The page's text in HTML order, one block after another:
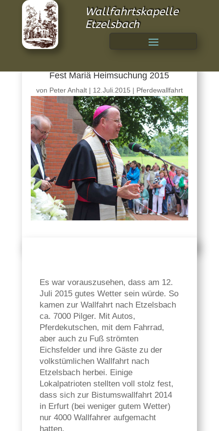
Wallfahrtskapelle
Etzelsbach
Fest Mariä Heimsuchung 2015
von Peter Anhalt| 12.Juli.2015 | Pferdewallfahrt
Es war vorauszusehen, dass am 12.
Juli 2015 gutes Wetter sein würde. So
kamen zur Wallfahrt nach Etzelsbach
ca. 7000 Pilger. Mit Autos,
Pferdekutschen, mit dem Fahrrad,
aber auch zu Fuß strömten
Eichsfelder und ihre Gäste zu der
volkstümlichen Wallfahrt nach
Etzelsbach herbei. Einige
Lokalpatrioten stellten voll stolz fest,
dass sich zur Bistumswallfahrt 2014
in Erfurt (bei weniger gutem Wetter)
nur 4000 Wallfahrer aufgemacht
hatten.